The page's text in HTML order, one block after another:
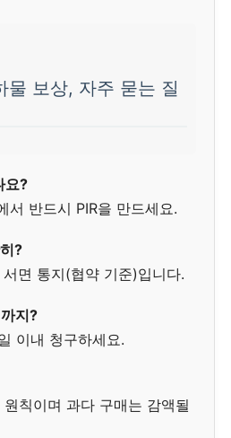
물 보상, 자주 묻는 질
요?
서 반드시 PIR을 만드세요.
?
면 통지(협약 기준)입니다.
지?
이내 청구하세요.
칙이며 과다 구매는 감액될